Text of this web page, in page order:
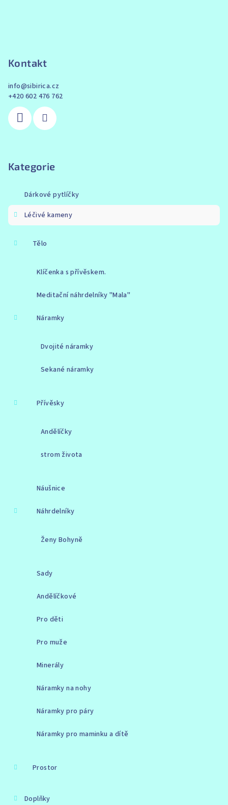
Kontakt
info@sibirica.cz
+420 602 476 762
Kategorie
Dárkové pytlíčky
Léčivé kameny
Tělo
Klíčenka s přívěskem.
Meditační náhrdelníky "Mala"
Náramky
Dvojité náramky
Sekané náramky
Přívěsky
Andělíčky
strom života
Náušnice
Náhrdelníky
Ženy Bohyně
Sady
Andělíčkové
Pro děti
Pro muže
Minerály
Náramky na nohy
Náramky pro páry
Náramky pro maminku a dítě
Prostor
Doplňky